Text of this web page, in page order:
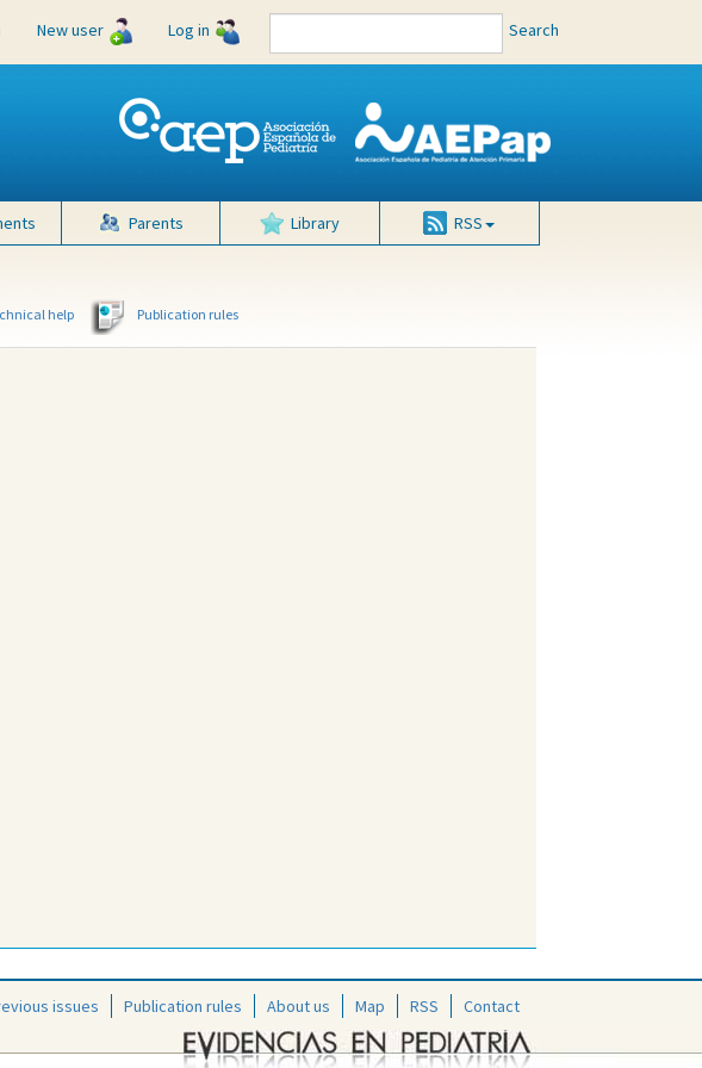
New user Log in Search
Parents Library RSS
help Publication rules
issues Publication rules About us Map RSS Contact